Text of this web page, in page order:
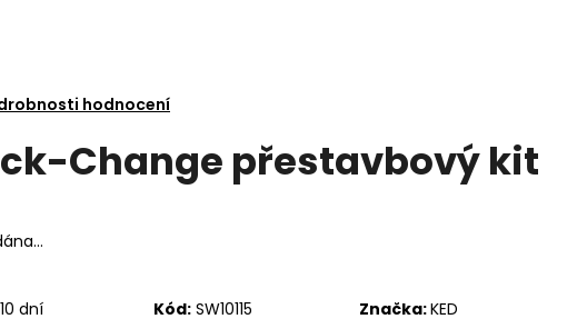
hodnocení
Change přestavbový kit
dní Kód: SW10115 Značka:KED